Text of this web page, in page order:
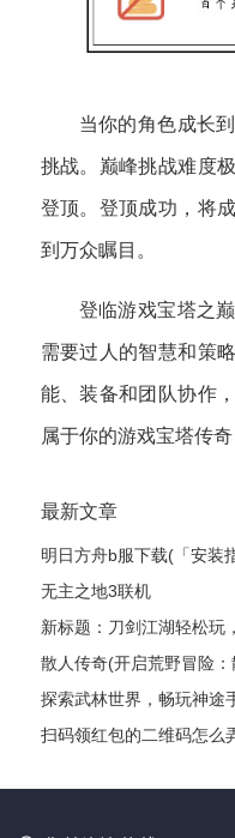
当你的角色成长
挑战。巅峰挑战难度
登顶。登顶成功，将
到万众瞩目。
登临游戏宝塔之
需要过人的智慧和策
能、装备和团队协作
属于你的游戏宝塔传奇
最新文章
明日方舟b服下载(「安装
无主之地3联机
新标题：刀剑江湖轻松玩
《刀剑江湖》中尽情畅游
散人传奇(开启荒野冒险
探索武林世界，畅玩神途
立你的传奇故事)
扫码领红包的二维码怎么